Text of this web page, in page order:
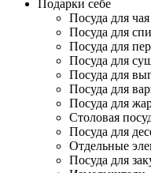
Подарки себе
Посуда для
Посуда для
Посуда для
Посуда для
Посуда для
Посуда для
Посуда для
Столовая
Посуда для
Отдельные
Посуда для